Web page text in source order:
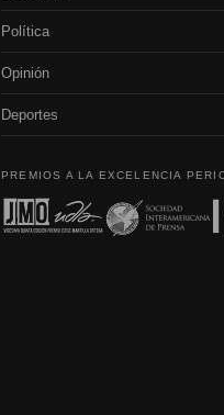
Política
Opinión
Deportes
PREMIOS A LA EXCELENCIA